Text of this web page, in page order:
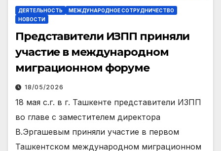
ДЕЯТЕЛЬНОСТЬ
МЕЖДУНАРОДНОЕ СОТРУДНИЧЕСТВО
НОВОСТИ
Представители ИЗПП приняли
участие в международном
миграционном форуме
18/05/2026
18 мая с.г. в г. Ташкенте представители ИЗПП
во главе с заместителем директора
В.Эргашевым приняли участие в первом
Ташкентском международном миграционном